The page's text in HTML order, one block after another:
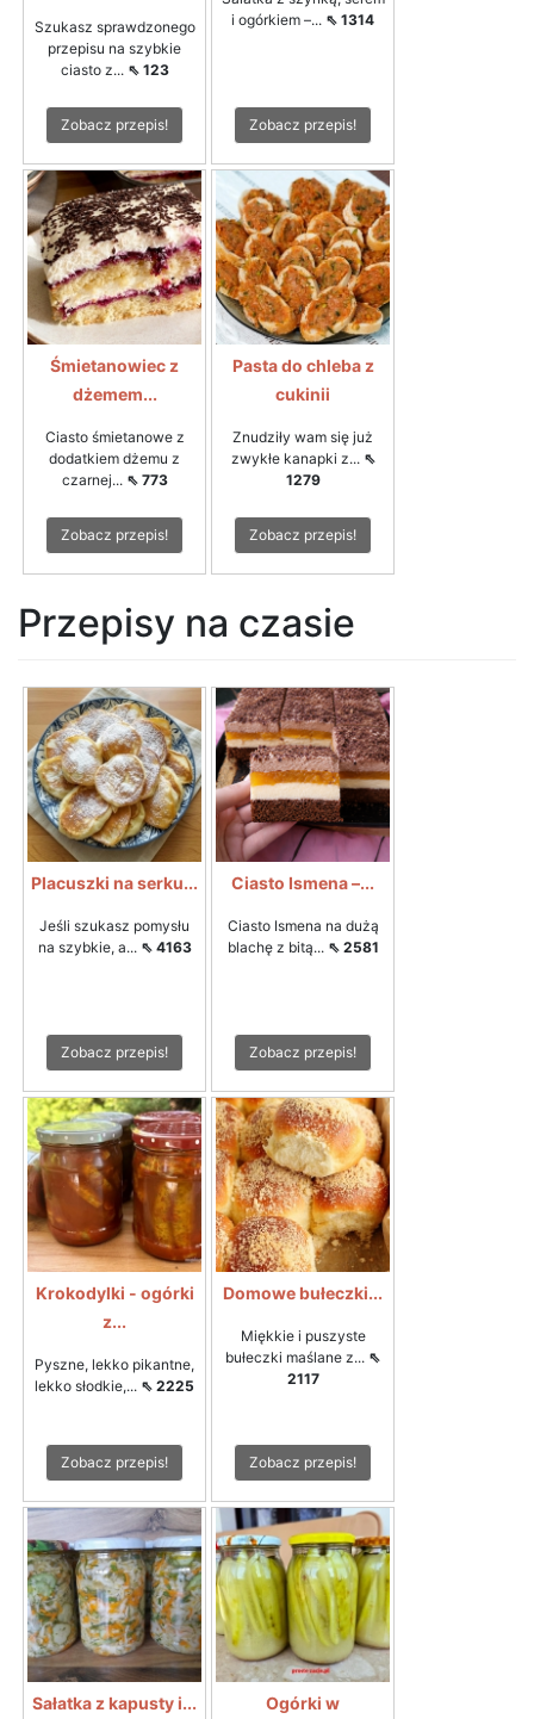
Szukasz sprawdzonego
przepisu na szybkie
ciasto z... ⇖ 123
Zobacz przepis!
i ogórkiem –... ⇖ 1314
Zobacz przepis!
Śmietanowiec z
dżemem...
Ciasto śmietanowe z
dodatkiem dżemu z
czarnej... ⇖ 773
Zobacz przepis!
Pasta do chleba z
cukinii
Znudziły wam się już
zwykłe kanapki z... ⇖
1279
Zobacz przepis!
Przepisy na czasie
Placuszki na serku...
Jeśli szukasz pomysłu
na szybkie, a... ⇖ 4163
Zobacz przepis!
Ciasto Ismena –...
Ciasto Ismena na dużą
blachę z bitą... ⇖ 2581
Zobacz przepis!
Krokodylki - ogórki
z...
Pyszne, lekko pikantne,
lekko słodkie,... ⇖ 2225
Zobacz przepis!
Domowe bułeczki...
Miękkie i puszyste
bułeczki maślane z... ⇖
2117
Zobacz przepis!
Sałatka z kapusty i...
Ogórki w